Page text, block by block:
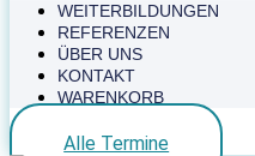
WEITERBILDUNGEN
REFERENZEN
ÜBER UNS
KONTAKT
WARENKORB
Alle Termine